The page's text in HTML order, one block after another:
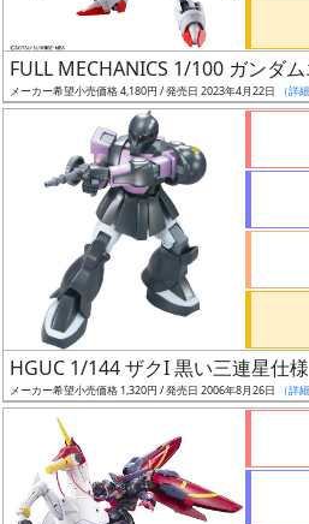
割
引
路
FULL MECHANICS 1/100 ガンダ
メーカー希望小売価格 4,180円 / 発売日 2023年4月22日 （詳
HGUC 1/144 ザクI 黒い三連星仕様
メーカー希望小売価格 1,320円 / 発売日 2006年8月26日 （詳